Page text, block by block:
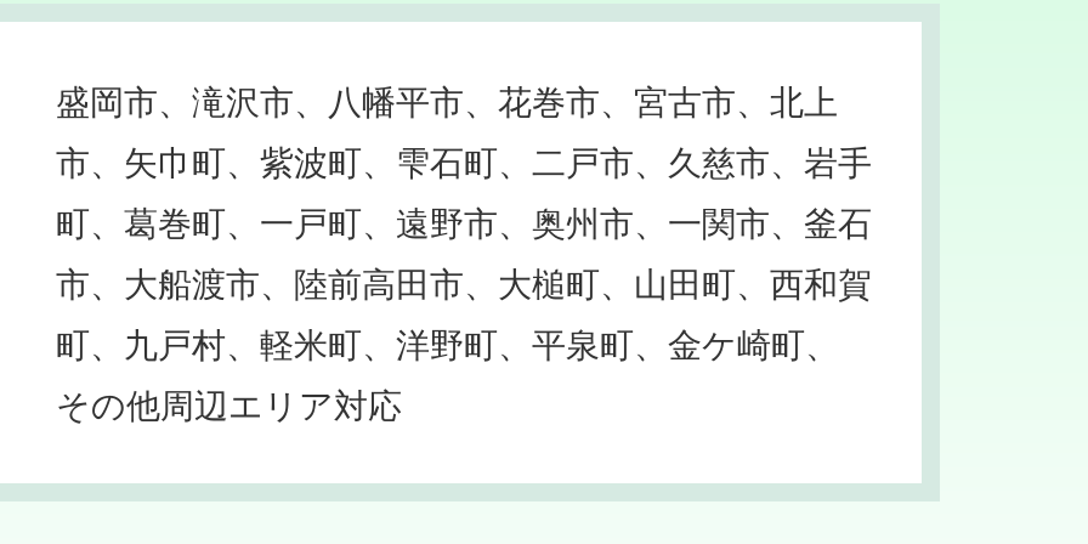
盛岡市、滝沢市、八幡平市、花巻市、宮古市、北上
市、矢巾町、紫波町、雫石町、二戸市、久慈市、岩手
町、葛巻町、一戸町、遠野市、奥州市、一関市、釜石
市、大船渡市、陸前高田市、大槌町、山田町、西和賀
町、九戸村、軽米町、洋野町、平泉町、金ケ崎町、
その他周辺エリア対応